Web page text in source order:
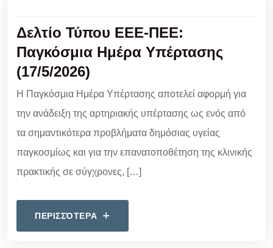
Δελτίο Τύπου ΕΕΕ-ΠΕΕ:
Παγκόσμια Ημέρα Υπέρτασης
(17/5/2026)
Η Παγκόσμια Ημέρα Υπέρτασης αποτελεί αφορμή για
την ανάδειξη της αρτηριακής υπέρτασης ως ενός από
τα σημαντικότερα προβλήματα δημόσιας υγείας
παγκοσμίως και για την επανατοποθέτηση της κλινικής
πρακτικής σε σύγχρονες, […]
ΠΕΡΙΣΣΌΤΕΡΑ